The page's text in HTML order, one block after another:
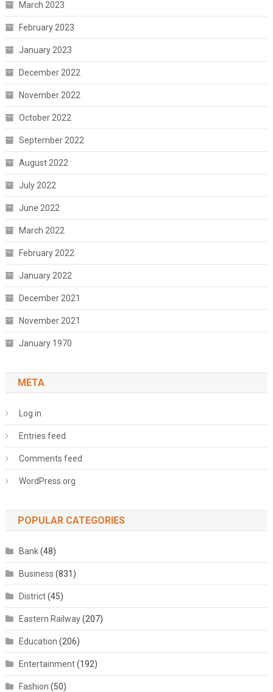
March 2023
February 2023
January 2023
December 2022
November 2022
October 2022
September 2022
August 2022
July 2022
June 2022
March 2022
February 2022
January 2022
December 2021
November 2021
January 1970
META
Log in
Entries feed
Comments feed
WordPress.org
POPULAR CATEGORIES
Bank(48)
Business (831)
District(45)
Eastern Railway(207)
Education (206)
Entertainment(192)
Fashion (50)